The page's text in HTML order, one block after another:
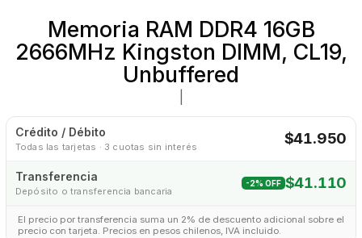
Memoria RAM DDR4 16GB
2666MHz Kingston DIMM, CL19,
Unbuffered
Crédito / Débito
Todas las tarjetas · 3 cuotas sin interés $41.950
Transferencia
Depósito o transferencia bancaria
-2% OFF $41.110
El precio por transferencia suma un 2% de descuento adicional sobre el
precio con tarjeta. Precios en pesos chilenos, IVA incluido.